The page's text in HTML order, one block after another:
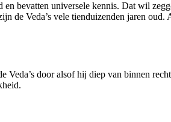
en bevatten universele kennis. Dat wil
de Veda’s vele tienduizenden jaren
Veda’s door alsof hij diep van binnen